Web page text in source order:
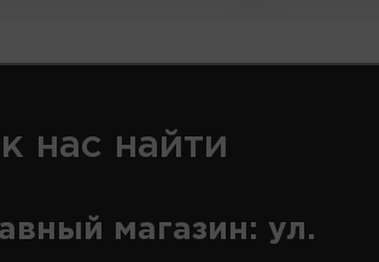
нас найти
магазин: ул.